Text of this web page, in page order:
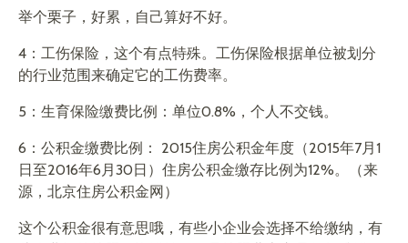
举个栗子，好累，自己算好不好。
4：工伤保险，这个有点特殊。工伤保险根据单位被划分
的行业范围来确定它的工伤费率。
5：生育保险缴费比例：单位0.8%，个人不交钱。
6：公积金缴费比例： 2015住房公积金年度（2015年7月1
日至2016年6月30日）住房公积金缴存比例为12%。（来
源，北京住房公积金网）
这个公积金很有意思哦，有些小企业会选择不给缴纳，有